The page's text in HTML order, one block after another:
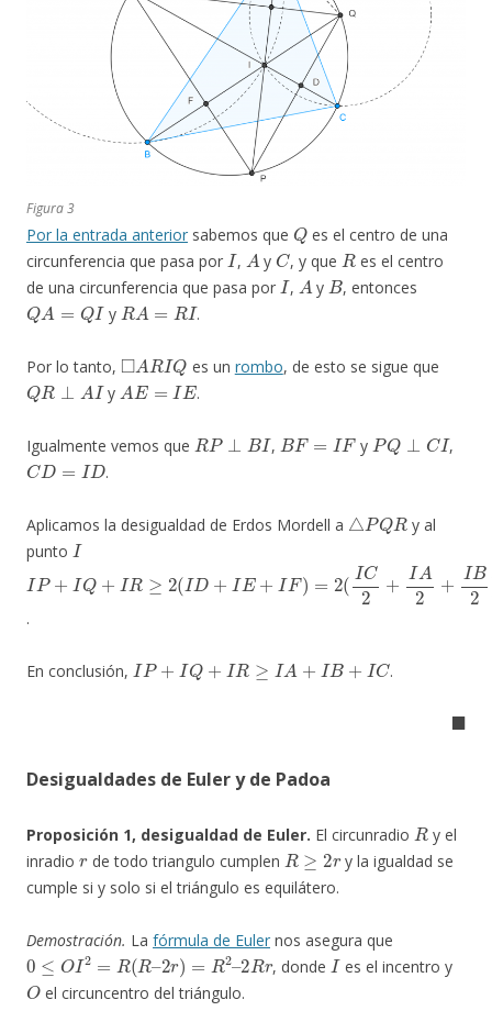
Figura 3
Por la entrada anterior sabemos que
Q
es el centro de una
circunferencia que pasa por
I
,
A
y
C
, y que
R
es el centro
de una circunferencia que pasa por
I
,
A
y
B
, entonces
QA=Q I
y
RA=RI
.
Por lo tanto,
◻ A RIQ
es un rombo, de esto se sigue que
QR⊥ AI
y
AE=IE
.
Igualmente vemos que
RP⊥
,
BF=
y
PQ⊥
,
CD=ID
.
Aplicamos la desigualdad de Erdos Mordell a
△ PQR
y al
punto
I
IP+ + IR (ID E+IF)= IC2 A2+ 2)
.
En conclusión, .
Desigualdades de Euler y de Padoa
Proposición 1, desigualdad de Euler. El circunradio
y el
inradio
r
de todo triangulo cumplen
R≥2r
y la igualdad se
cumple si y solo si el triángulo es equilátero.
Demostración. La fórmula de Euler nos asegura que
0≤OI2=R(R– 2r) =R2–2Rr
, donde
I
es el incentro y
O
el circuncentro del triángulo.